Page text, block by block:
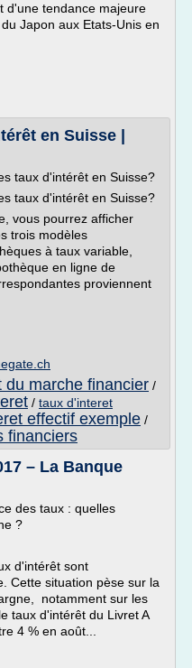
d'une tendance majeure
Japon aux Etats-Unis en
en Suisse |
taux d'intérêt en Suisse?
taux d'intérêt en Suisse?
vous pourrez afficher
trois modèles
à taux variable,
en ligne de
proviennent
du marche financier /
/ taux d'interet
effectif exemple /
financiers
– La Banque
des taux : quelles
?
d'intérêt sont
Cette situation pèse sur la
notamment sur les
taux d'intérêt du Livret A
4 % en août...